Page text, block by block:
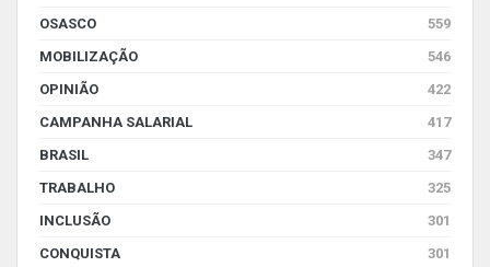
OSASCO
559
MOBILIZAÇÃO
546
OPINIÃO
422
CAMPANHA SALARIAL
417
BRASIL
347
TRABALHO
325
INCLUSÃO
301
CONQUISTA
301